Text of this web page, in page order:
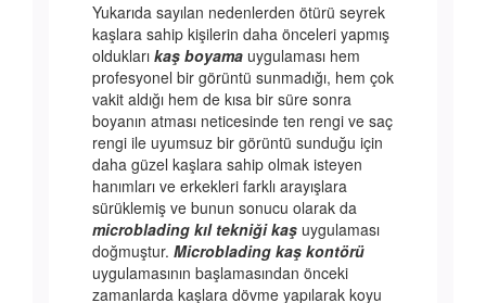
Yukarıda sayılan nedenlerden ötürü seyrek
kaşlara sahip kişilerin daha önceleri yapmış
oldukları kaş boyama uygulaması hem
profesyonel bir görüntü sunmadığı, hem çok
vakit aldığı hem de kısa bir süre sonra
boyanın atması neticesinde ten rengi ve saç
rengi ile uyumsuz bir görüntü sunduğu için
daha güzel kaşlara sahip olmak isteyen
hanımları ve erkekleri farklı arayışlara
sürüklemiş ve bunun sonucu olarak da
microblading kıl tekniği kaş uygulaması
doğmuştur. Microblading kaş kontörü
uygulamasının başlamasından önceki
zamanlarda kaşlara dövme yapılarak koyu